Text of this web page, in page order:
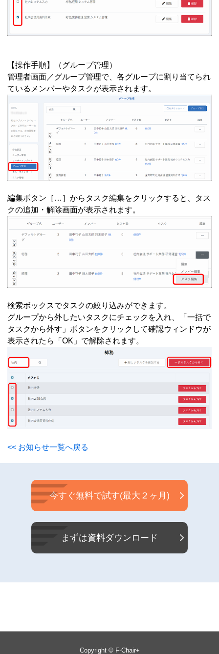
【操作手順】（グループ管理）
管理者画面／グループ管理で、各グループに割り当てられ
ているメンバーやタスクが表示されます。
編集ボタン［…］からタスク編集をクリックすると、タス
クの追加・解除画面が表示されます。
検索ボックスでタスクの絞り込みができます。
グループから外したいタスクにチェックを入れ、「一括で
タスクから外す」ボタンをクリックして確認ウィンドウが
表示されたら「OK」で解除されます。
<< お知らせ一覧へ戻る
今すぐ無料で試す(最大２ヶ月)
まずは資料ダウンロード
Copyright © F-Chair+